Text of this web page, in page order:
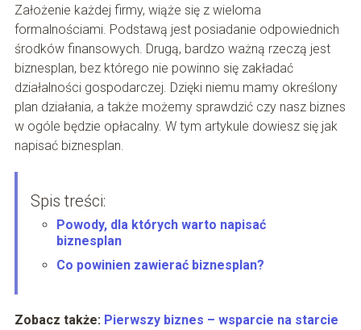
Założenie każdej firmy, wiąże się z wieloma
formalnościami. Podstawą jest posiadanie odpowiednich
środków finansowych. Drugą, bardzo ważną rzeczą jest
biznesplan, bez którego nie powinno się zakładać
działalności gospodarczej. Dzięki niemu mamy określony
plan działania, a także możemy sprawdzić czy nasz biznes
w ogóle będzie opłacalny. W tym artykule dowiesz się jak
napisać biznesplan.
Spis treści:
Powody, dla których warto napisać
biznesplan
Co powinien zawierać biznesplan?
Zobacz także: Pierwszy biznes – wsparcie na starcie